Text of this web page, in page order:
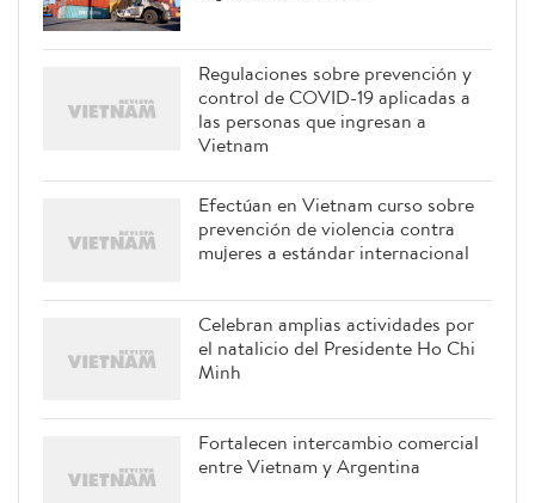
Regulaciones sobre prevención y
control de COVID-19 aplicadas a
las personas que ingresan a
Vietnam
Efectúan en Vietnam curso sobre
prevención de violencia contra
mujeres a estándar internacional
Celebran amplias actividades por
el natalicio del Presidente Ho Chi
Minh
Fortalecen intercambio comercial
entre Vietnam y Argentina